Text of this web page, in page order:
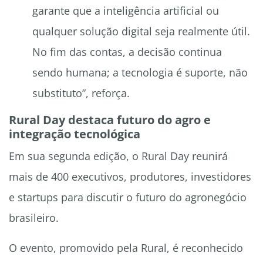
garante que a inteligência artificial ou
qualquer solução digital seja realmente útil.
No fim das contas, a decisão continua
sendo humana; a tecnologia é suporte, não
substituto”, reforça.
Rural Day destaca futuro do agro e
integração tecnológica
Em sua segunda edição, o Rural Day reunirá
mais de 400 executivos, produtores, investidores
e startups para discutir o futuro do agronegócio
brasileiro.
O evento, promovido pela Rural, é reconhecido